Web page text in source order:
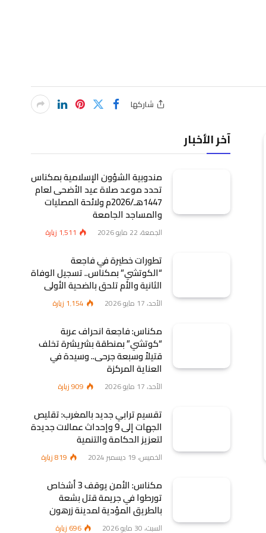
شاركها
آخر الأخبار
مندوبية الشؤون الإسلامية بمكناس
تحدد موعد صلاة عيد الأضحى لعام
1447هـ/2026م ولائحة المصليات
والمساجد الجامعة
الجمعة، 22 مايو 2026 1٬511 زيارة
تطورات خطيرة في فاجعة
“الكوتشي” بمكناس.. تسجيل الوفاة
الثانية والأم تلحق بالضحية الأولى
الأحد، 17 مايو 2026 1٬154 زيارة
مكناس: فاجعة انحراف عربة
“كوتشي” بمنطقة بشريشرة تخلف
قتيلاً وسبعة جرحى.. وسيدة في
العناية المركزة
الأحد، 17 مايو 2026 909زيارة
تقسيم ترابي جديد بالمغرب: تقليص
الجهات إلى 9 وإحداث عمالات جديدة
لتعزيز الحكامة والتنمية
الخميس، 19 ديسمبر 2024 819زيارة
مكناس: الأمن يوقف 3 أشخاص
تورطوا في جريمة قتل بشعة
بالطريق المؤدية لمدينة زرهون
السبت، 30 مايو 2026 696 زيارة